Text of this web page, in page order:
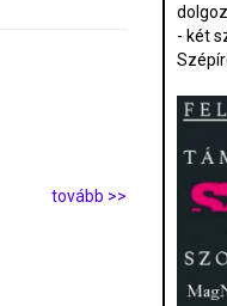
tovább >>
- két